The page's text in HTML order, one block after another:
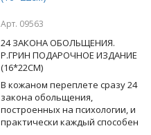
Арт. 09563
24 ЗАКОНА ОБОЛЬЩЕНИЯ.
Р.ГРИН ПОДАРОЧНОЕ ИЗДАНИЕ
(16*22СМ)
В кожаном переплете сразу 24
закона обольщения,
построенных на психологии, и
практически каждый способен